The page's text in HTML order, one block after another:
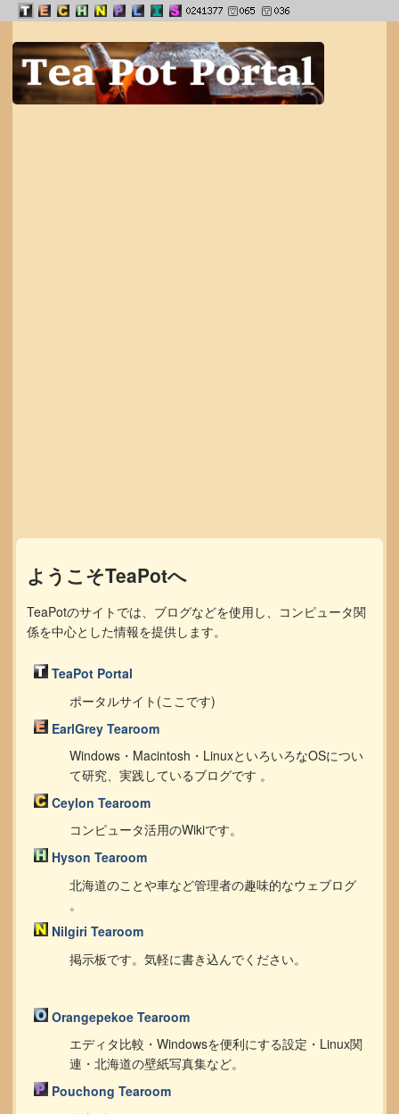
ようこそTeaPotへ
TeaPotのサイトでは、ブログなどを使用し、コンピュータ関
係を中心とした情報を提供します。
TeaPot Portal
ポータルサイト(ここです)
EarlGrey Tearoom
Windows・Macintosh・LinuxといろいろなOSについ
て研究、実践しているブログです 。
Ceylon Tearoom
コンピュータ活用のWikiです。
Hyson Tearoom
北海道のことや車など管理者の趣味的なウェブログ
。
Nilgiri Tearoom
掲示板です。気軽に書き込んでください。
Orangepekoe Tearoom
エディタ比較・Windowsを便利にする設定・Linux関
連・北海道の壁紙写真集など。
Pouchong Tearoom